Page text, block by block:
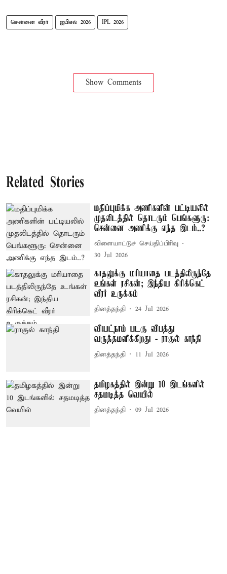
சென்னை வீரர் ஐபிஎல் 2026 IPL 2026
Show Comments
Related Stories
மதிப்புமிக்க அணிகளின் பட்டியலில்
முதலிடத்தில் தொடரும் பெங்களூரு:
சென்னை அணிக்கு எந்த இடம்..?
விளையாட்டுச் செய்திப்பிரிவு
30 Jul 2026
காதலுக்கு மரியாதை படத்திலிருந்தே
உங்கள் ரசிகன்; இந்திய கிரிக்கெட்
வீரர் உருக்கம்
தினத்தந்தி 24 Jul 2026
வியட்நாம் படகு விபத்து
வருத்தமளிக்கிறது - ராகுல் காந்தி
தினத்தந்தி 11 Jul 2026
தமிழகத்தில் இன்று 10 இடங்களில்
சதமடித்த வெயில்
தினத்தந்தி 09 Jul 2026